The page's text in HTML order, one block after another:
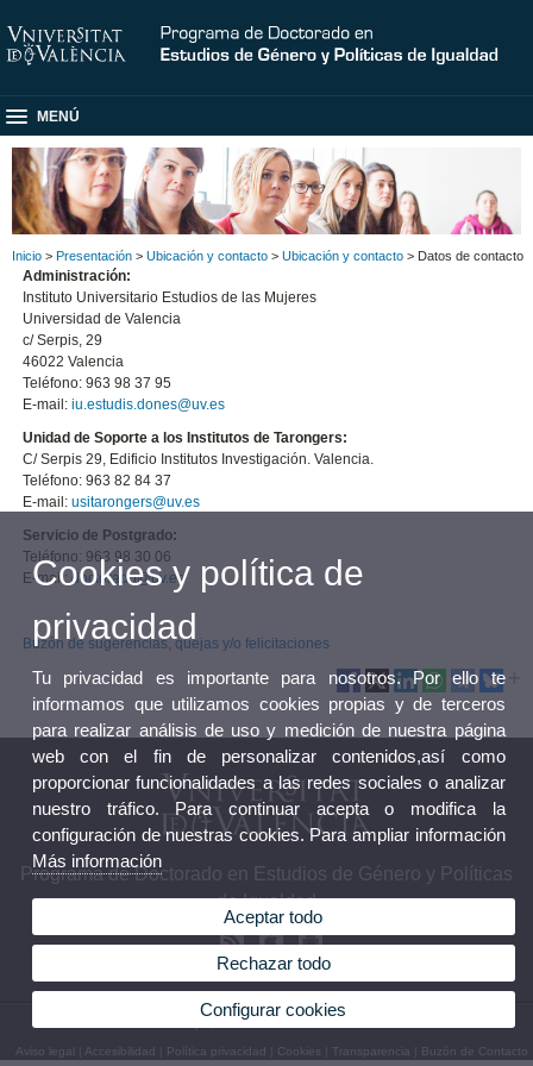
MENÚ
Inicio > Presentación > Ubicación y contacto > Ubicación y contacto > Datos de contacto
Administración:
Instituto Universitario Estudios de las Mujeres
Universidad de Valencia
c/ Serpis, 29
46022 Valencia
Teléfono: 963 98 37 95
E-mail:iu.estudis.dones@uv.es
Unidad de Soporte a los Institutos de Tarongers:
C/ Serpis 29, Edificio Institutos Investigación. Valencia.
Teléfono: 963 82 84 37
E-mail:usitarongers@uv.es
Servicio de Postgrado:
Teléfono: 963 98 30 06
E-mail:doctorado@uv.es
Buzón de sugerencias, quejas y/o felicitaciones
Programa de Doctorado en Estudios de Género y Políticas
de Igualdad
© 2026 UV. - c/ Serpis, 29. 46022 Valencia. Teléfono: 96 3983795
Aviso legal Accesibilidad Política privacidad Cookies Transparencia Buzón de Contacto
Cookies y política de
privacidad
Tu privacidad es importante para nosotros. Por ello te
informamos que utilizamos cookies propias y de terceros
para realizar análisis de uso y medición de nuestra página
web con el fin de personalizar contenidos,así como
proporcionar funcionalidades a las redes sociales o analizar
nuestro tráfico. Para continuar acepta o modifica la
configuración de nuestras cookies. Para ampliar información
Más información
Aceptar todo
Rechazar todo
Configurar cookies